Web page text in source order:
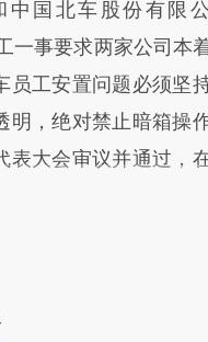
中国北车股份有限
一事要求两家公司本
员工安置问题必须坚
，绝对禁止暗箱操作
表大会审议并通过，